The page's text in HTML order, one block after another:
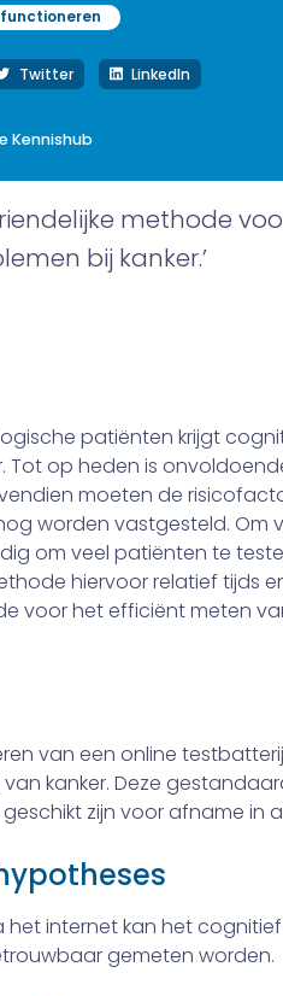
Twitter LinkedIn
Kennishub
methode
bij kanker.’
patiënten krijgt
Tot op heden is
moeten de
worden vastgesteld.
om veel patiënten te
hiervoor relatief tijds­
voor het efficiënt meten
van een online
kanker. Deze
geschikt zijn voor afname in
het internet kan het
gemeten worden.